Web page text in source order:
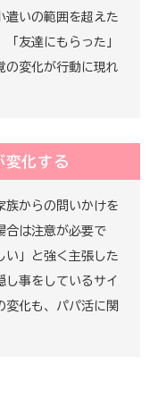
遣いの範囲を超えた
友達にもらった」
の変化が行動に現れ
変化する
族からの問いかけを
合は注意が必要で
い」と強く主張した
し事をしているサイ
変化も、パパ活に関